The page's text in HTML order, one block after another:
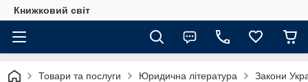
Книжковий світ
Товари та послуги Юридична література Закони